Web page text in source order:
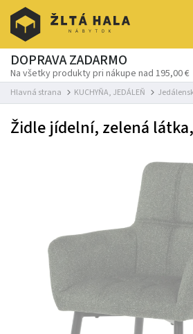
DOPRAVA ZADARMO
Na všetky produkty pri nákupe nad 195,00 €
Hlavná strana KUCHYŇA, JEDÁLEŇ
Židle jídelní, zelená